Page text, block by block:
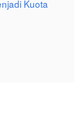
Kuota